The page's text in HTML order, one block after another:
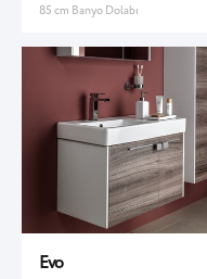
85 cm Banyo Dolabı
Evo